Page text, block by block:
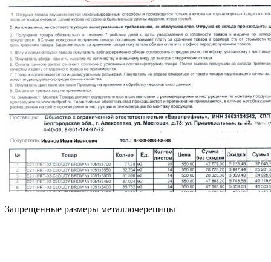
Запрещенные размеры металлочерепицы